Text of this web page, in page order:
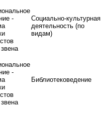
-
Социально-культурная
деятельность (по
видам)
-
Библиотековедение